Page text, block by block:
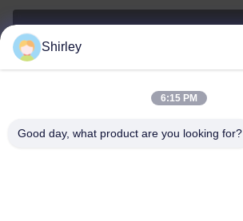
E-Mail-Adresse
0086-18148506772
Shirley
6:15 PM
Good day, what product are you looking for?